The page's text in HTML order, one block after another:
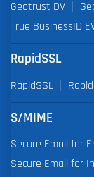
Geotrust DV
True BusinessID
RapidSSL
RapidSSL
S/MIME
Secure Email for
Secure Email for